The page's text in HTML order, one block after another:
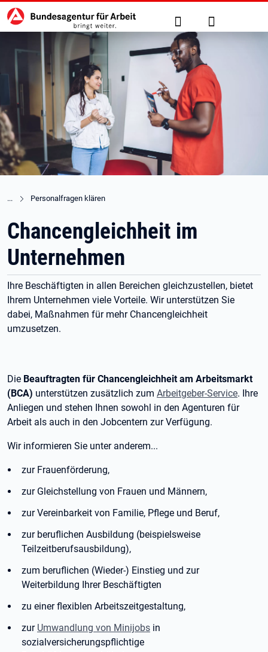
zu den Hauptinhalten springen
Hauptnavigation Suche Anmelden
Personalfragen klären
Chancengleichheit im
Unternehmen
Ihre Beschäftigten in allen Bereichen gleichzustellen, bietet
Ihrem Unternehmen viele Vorteile. Wir unterstützen Sie
dabei, Maßnahmen für mehr Chancengleichheit
umzusetzen.
Die Beauftragten für Chancengleichheit am Arbeitsmarkt
(BCA) unterstützen zusätzlich zum Arbeitgeber-Service. Ihre
Anliegen und stehen Ihnen sowohl in den Agenturen für
Arbeit als auch in den Jobcentern zur Verfügung.
Wir informieren Sie unter anderem...
zur Frauenförderung,
zur Gleichstellung von Frauen und Männern,
zur Vereinbarkeit von Familie, Pflege und Beruf,
zur beruflichen Ausbildung (beispielsweise
Teilzeitberufsausbildung),
zum beruflichen (Wieder-) Einstieg und zur
Weiterbildung Ihrer Beschäftigten
zu einer flexiblen Arbeitszeitgestaltung,
zur Umwandlung von Minijobs in
sozialversicherungspflichtige